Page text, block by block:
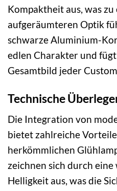
Kompaktheit aus, was
aufgeräumteren Optik
schwarze Aluminium-
edlen Charakter und
Gesamtbild jeder
Technische
Die Integration von
bietet zahlreiche
herkömmlichen
zeichnen sich durch
Helligkeit aus, was die